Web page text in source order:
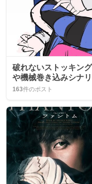
破れないストッキン
や機械巻き込みシナ
163件のポスト